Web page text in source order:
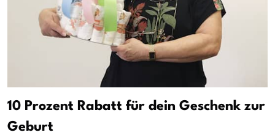
10 Prozent Rabatt für dein Geschenk zur
Geburt